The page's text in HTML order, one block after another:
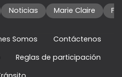
Noticias Marie Claire
Somos
Contáctenos
Reglas de participación